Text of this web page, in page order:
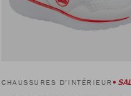
CHAUSSURES D'INTÉRIEUR